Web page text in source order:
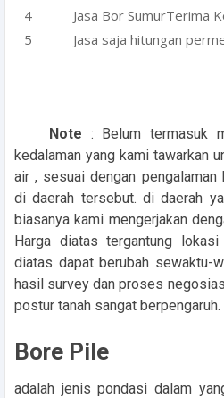
Jasa Bor SumurTerima
Jasa saja hitungan
Note : Belum termasuk
kedalaman yang kami tawarkan
air , sesuai dengan pengalaman
di daerah tersebut. di daerah
biasanya kami mengerjakan
Harga diatas tergantung
diatas dapat berubah sewaktu-
hasil survey dan proses
postur tanah sangat berpengaruh.
Bore Pile
adalah jenis pondasi dalam